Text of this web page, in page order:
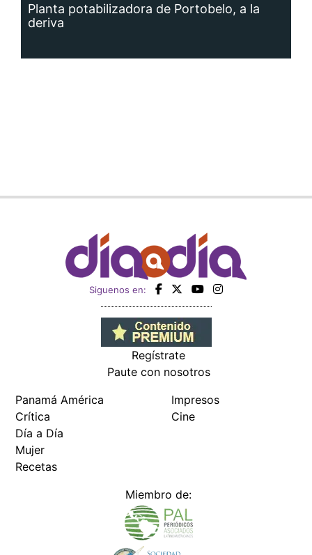
Planta potabilizadora de Portobelo, a la
deriva
Siguenos en:
Regístrate
Paute con nosotros
Panamá América
Crítica
Día a Día
Mujer
Recetas
Impresos
Cine
Miembro de: